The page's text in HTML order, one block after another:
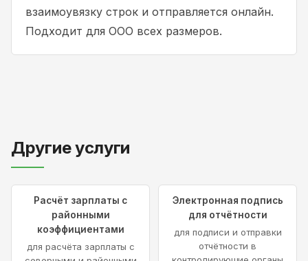
взаимоувязку строк и отправляется онлайн.
Подходит для ООО всех размеров.
Другие услуги
Расчёт зарплаты с
районными
коэффициентами
для расчёта зарплаты с
Электронная подпись
для отчётности
для подписи и отправки
отчётности в